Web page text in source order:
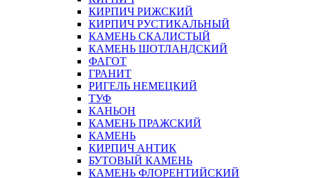
КИРПИЧ РИЖСКИЙ
КИРПИЧ РУСТИКАЛЬНЫЙ
КАМЕНЬ СКАЛИСТЫЙ
КАМЕНЬ ШОТЛАНДСКИЙ
ФАГОТ
ГРАНИТ
РИГЕЛЬ НЕМЕЦКИЙ
ТУФ
КАНЬОН
КАМЕНЬ ПРАЖСКИЙ
КАМЕНЬ
КИРПИЧ АНТИК
БУТОВЫЙ КАМЕНЬ
КАМЕНЬ ФЛОРЕНТИЙСКИЙ